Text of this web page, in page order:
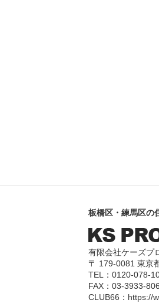
板橋区・練馬区の
有限会社ケーズプ
〒 179-0081 東京
TEL：0120-078-
FAX：03-3933-
CLUB66： https://